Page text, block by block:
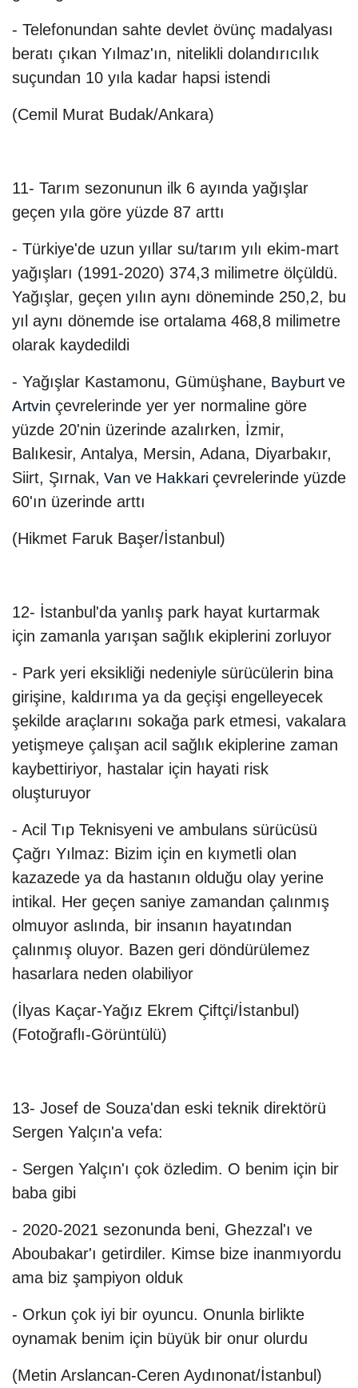
- Telefonundan sahte devlet övünç madalyası
beratı çıkan Yılmaz'ın, nitelikli dolandırıcılık
suçundan 10 yıla kadar hapsi istendi
(Cemil Murat Budak/Ankara)
11- Tarım sezonunun ilk 6 ayında yağışlar
geçen yıla göre yüzde 87 arttı
- Türkiye'de uzun yıllar su/tarım yılı ekim-mart
yağışları (1991-2020) 374,3 milimetre ölçüldü.
Yağışlar, geçen yılın aynı döneminde 250,2, bu
yıl aynı dönemde ise ortalama 468,8 milimetre
olarak kaydedildi
- Yağışlar Kastamonu, Gümüşhane, Bayburt ve
Artvin çevrelerinde yer yer normaline göre
yüzde 20'nin üzerinde azalırken, İzmir,
Balıkesir, Antalya, Mersin, Adana, Diyarbakır,
Siirt, Şırnak, Van ve Hakkari çevrelerinde yüzde
60'ın üzerinde arttı
(Hikmet Faruk Başer/İstanbul)
12- İstanbul'da yanlış park hayat kurtarmak
için zamanla yarışan sağlık ekiplerini zorluyor
- Park yeri eksikliği nedeniyle sürücülerin bina
girişine, kaldırıma ya da geçişi engelleyecek
şekilde araçlarını sokağa park etmesi, vakalara
yetişmeye çalışan acil sağlık ekiplerine zaman
kaybettiriyor, hastalar için hayati risk
oluşturuyor
- Acil Tıp Teknisyeni ve ambulans sürücüsü
Çağrı Yılmaz: Bizim için en kıymetli olan
kazazede ya da hastanın olduğu olay yerine
intikal. Her geçen saniye zamandan çalınmış
olmuyor aslında, bir insanın hayatından
çalınmış oluyor. Bazen geri döndürülemez
hasarlara neden olabiliyor
(İlyas Kaçar-Yağız Ekrem Çiftçi/İstanbul)
(Fotoğraflı-Görüntülü)​​​​​​​
13- Josef de Souza'dan eski teknik direktörü
Sergen Yalçın'a vefa:
- Sergen Yalçın'ı çok özledim. O benim için bir
baba gibi
- 2020-2021 sezonunda beni, Ghezzal'ı ve
Aboubakar'ı getirdiler. Kimse bize inanmıyordu
ama biz şampiyon olduk
- Orkun çok iyi bir oyuncu. Onunla birlikte
oynamak benim için büyük bir onur olurdu
(Metin Arslancan-Ceren Aydınonat/İstanbul)